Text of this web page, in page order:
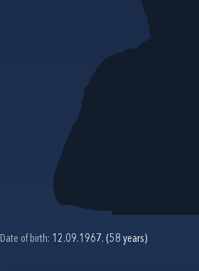
Date of birth: 12.09.1967. (58 years)